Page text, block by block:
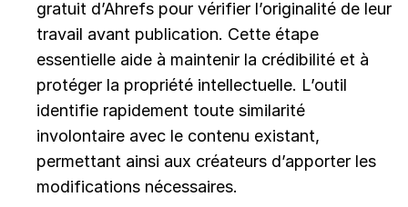
gratuit d’Ahrefs pour vérifier l’originalité de leur
travail avant publication. Cette étape
essentielle aide à maintenir la crédibilité et à
protéger la propriété intellectuelle. L’outil
identifie rapidement toute similarité
involontaire avec le contenu existant,
permettant ainsi aux créateurs d’apporter les
modifications nécessaires.